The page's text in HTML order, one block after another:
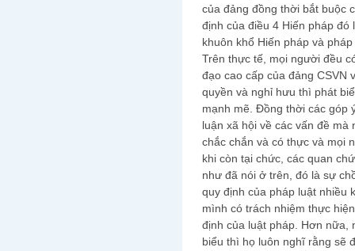
của đảng đồng thời bắt buộc
định của điều 4 Hiến pháp
khuôn khổ Hiến pháp và pháp
Trên thực tế, mọi người đều
đạo cao cấp của đảng CSVN
quyền và nghỉ hưu thì phát
mạnh mẽ. Đồng thời các góp
luận xã hội về các vấn đề
chắc chắn và có thực và mọi
khi còn tại chức, các quan
như đã nói ở trên, đó là sự
quy định của pháp luật nhiều
mình có trách nhiệm thực
định của luật pháp. Hơn nữa,
biểu thì họ luôn nghĩ rằng sẽ